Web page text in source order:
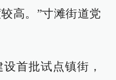
高。”寸滩街道党
首批试点镇街，